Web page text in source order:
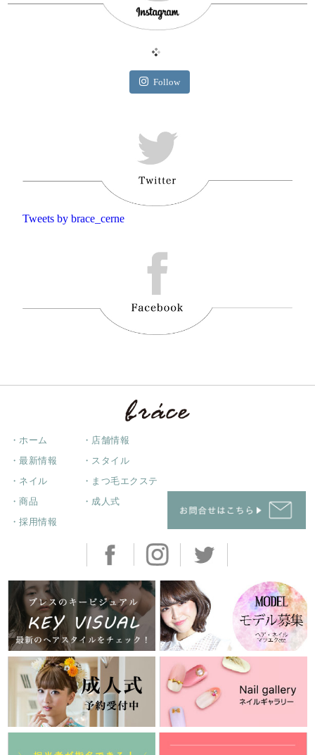
Follow
Tweets by brace_cerne
・ホーム ・店舗情報
・最新情報 ・スタイル
・ネイル ・まつ毛エクステ
・商品 ・成人式
・採用情報